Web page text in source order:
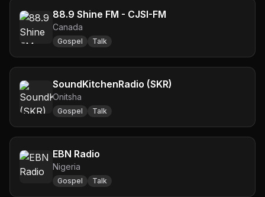
88.9 Shine FM - CJSI-FM
Canada
Gospel Talk
SoundKitchenRadio (SKR)
Onitsha
Gospel Talk
EBN Radio
Nigeria
Gospel Talk